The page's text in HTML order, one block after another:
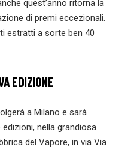
quest’anno ritorna la
di premi eccezionali.
estratti a sorte ben 40
EDIZIONE
a Milano e sarà
nella grandiosa
del Vapore, in via Via